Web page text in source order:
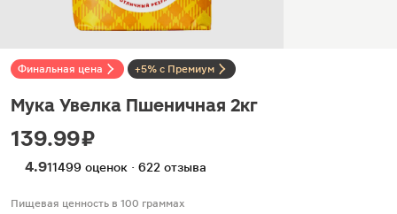
Финальная цена +5% с Премиум
Мука Увелка Пшеничная 2кг
139.99 ₽
4.911499 оценок · 622 отзыва
Пищевая ценность в 100 граммах